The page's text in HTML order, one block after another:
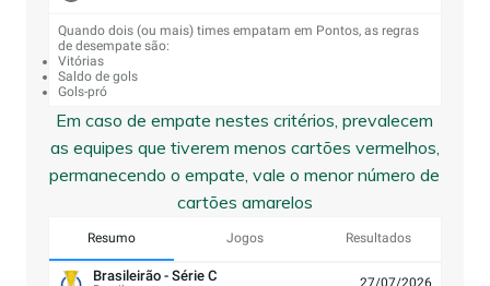
Quando dois (ou mais) times empatam em Pontos, as regras
de desempate são:
Vitórias
Saldo de gols
Gols-pró
Em caso de empate nestes critérios, prevalecem
as equipes que tiverem menos cartões vermelhos,
permanecendo o empate, vale o menor número de
cartões amarelos
Resumo Jogos Resultados
Brasileirão - Série C 27/07/2026